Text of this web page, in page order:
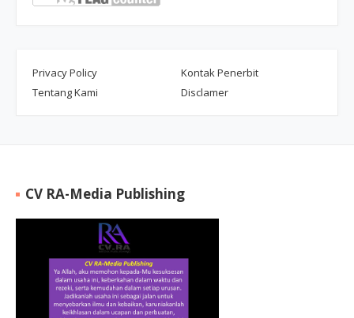
Privacy Policy
Kontak Penerbit
Tentang Kami
Disclamer
CV RA-Media Publishing